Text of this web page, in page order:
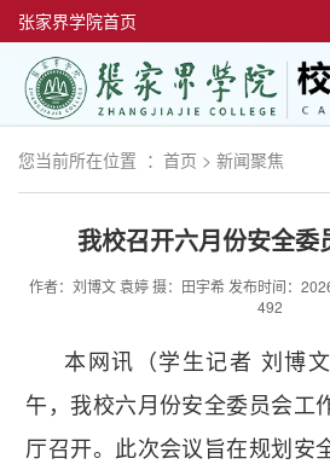
张家界学院首页
您当前所在位置 ： 首页 > 新闻聚焦
我校召开六月份安全委
作者：刘博文 袁婷 摄：田宇希 发布时间：
492
本网讯（学生记者 刘博
午，我校六月份安全委员会工
厅召开。此次会议旨在规划安